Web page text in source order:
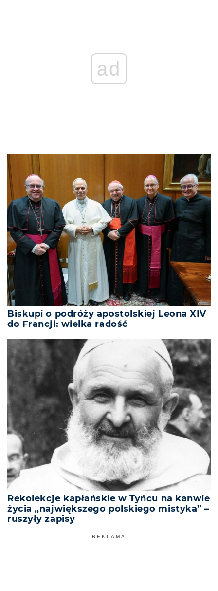
ad
Biskupi o podróży apostolskiej Leona XIV
do Francji: wielka radość
Rekolekcje kapłańskie w Tyńcu na kanwie
życia „największego polskiego mistyka” –
ruszyły zapisy
REKLAMA